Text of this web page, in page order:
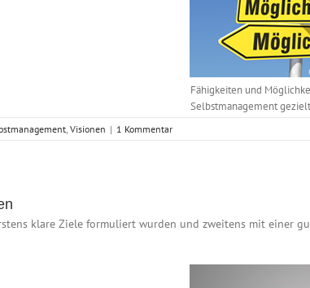
Fähigkeiten und
Selbstmanagement
, Visionen | 1 Kommentar
klare Ziele formuliert wurden und zweitens mit einer